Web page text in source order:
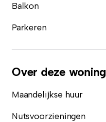
Balkon
Parkeren
Over deze woning
Maandelijkse huur
Nutsvoorzieningen